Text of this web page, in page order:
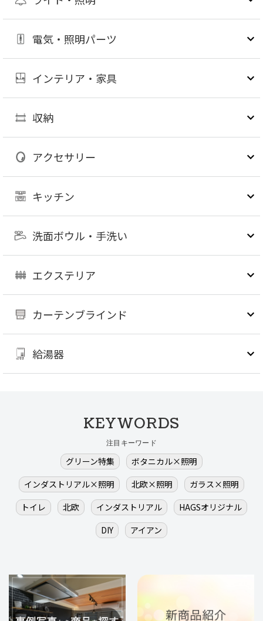
電気・照明パーツ
インテリア・家具
収納
アクセサリー
キッチン
洗面ボウル・手洗い
エクステリア
カーテンブラインド
給湯器
KEYWORDS
注目キーワード
グリーン特集
ボタニカル×照明
インダストリアル×照明
北欧×照明
ガラス×照明
トイレ
北欧 インダストリアル
HAGSオリジナル
DIY
アイアン